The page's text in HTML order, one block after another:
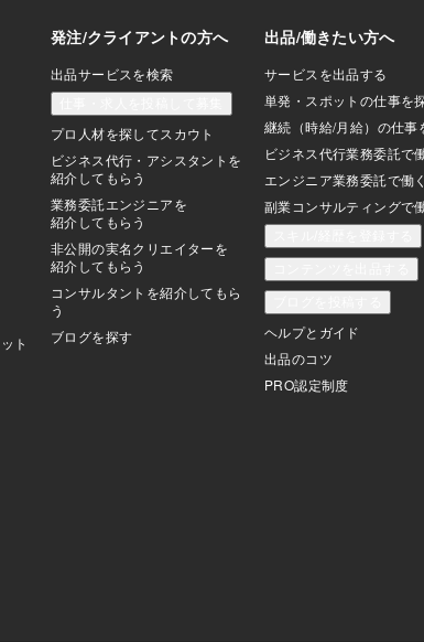
怖いっす。とは言えなかなか無い事なの
でやっぱり野次馬になっちゃいますな。
消防隊の皆さんの献身的な活動を目に焼
き付け火が収まるのを願いました。とて
も強く。なぜなら、規制線張ら